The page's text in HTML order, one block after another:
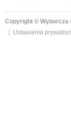
Copyright © Wyborcza
Ustawienia